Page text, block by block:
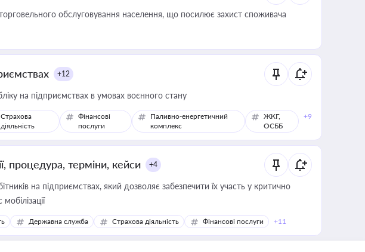
обслуговування населення, що посилює захист споживача
+12
на підприємствах в умовах воєнного стану
Страхова
діяльність
Фінансові
послуги
Паливно-енергетичний
комплекс
ЖКГ,
ОСББ
+9
процедура, терміни, кейси +4
на підприємствах, який дозволяє забезпечити їх участь у критично
Державна служба Страхова діяльність Фінансові послуги +11